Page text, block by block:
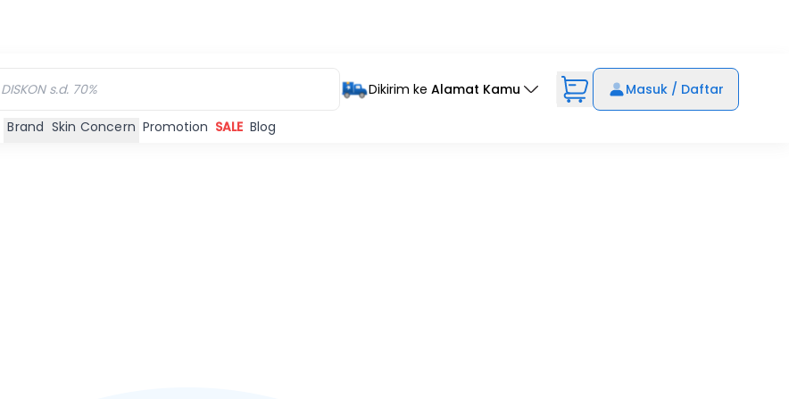
Dikirim ke Alamat Kamu Masuk / Daftar
Brand Skin Concern Promotion SALE Blog